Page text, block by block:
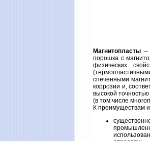
Магнитопласты –
порошка с
физических
спеченными
коррозии и,
высокой
(в том числе
К преимуществам